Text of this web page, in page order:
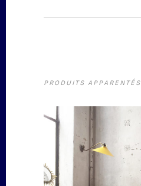
PRODUITS APPARENTÉS